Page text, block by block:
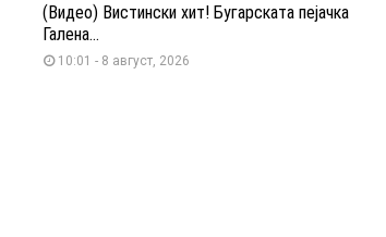
(Видео) Вистински хит! Бугарската пејачка
Галена...
10:01 - 8 август, 2026